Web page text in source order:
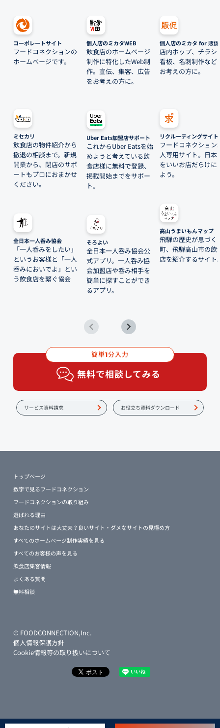
コーポレートサイト
フードコネクションの
ホームページです。
ミセカリ
飲食店の物件紹介から
撤退の相談まで。新規
開業から、閉店のサポ
ートもプロにおまかせ
ください。
全日本一人呑み協会
「一人呑みをしたい」
というお客様と「一人
呑みにおいでよ」とい
う飲食店を繋ぐ協会
個人店のミカタWEB
飲食店のホームページ
制作に特化したWeb制
作。宣伝、集客、広告
をお考えの方に。
Uber Eats加盟店サポート
これからUber Eatsを始
めようと考えている飲
食店様に無料で登録、
掲載開始までをサポー
ト。
そろよい
全日本一人呑み協会公
式アプリ。一人呑み協
会加盟店や呑み相手を
簡単に探すことができ
るアプリ。
個人店のミカタ for 販促
店内ポップ、チラシ
看板、名刺制作など
お考えの方に。
リクルーティングサイト
フードコネクション
人専用サイト。日本
をいいお店だらけに
よう。
高山うまいもんマップ
飛騨の歴史が息づく
町、飛騨高山市の飲
店を紹介するサイト
簡単1分入力
無料で相談してみる
サービス資料請求 お役立ち資料ダウンロード
トップページ
数字で見るフードコネクション
フードコネクションの取り組み
選ばれる理由
あなたのサイトは大丈夫？良いサイト・ダメなサイトの見極め方
すべてのホームページ制作実績を見る
すべてのお客様の声を見る
飲食店集客情報
よくある質問
無料相談
© FOODCONNECTION,Inc.
個人情報保護方針
Cookie情報等の取り扱いについて